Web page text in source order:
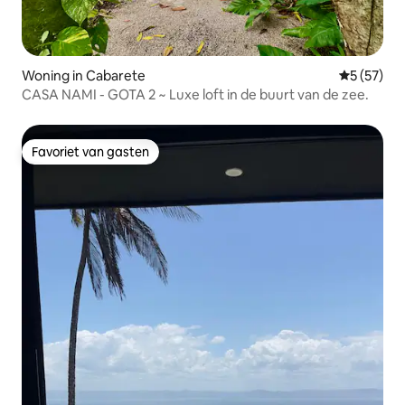
Woning in Cabarete
5 (57)
CASA NAMI - GOTA 2 ~ Luxe loft in de buurt van de zee.
Favoriet van gasten
Favoriet van gasten